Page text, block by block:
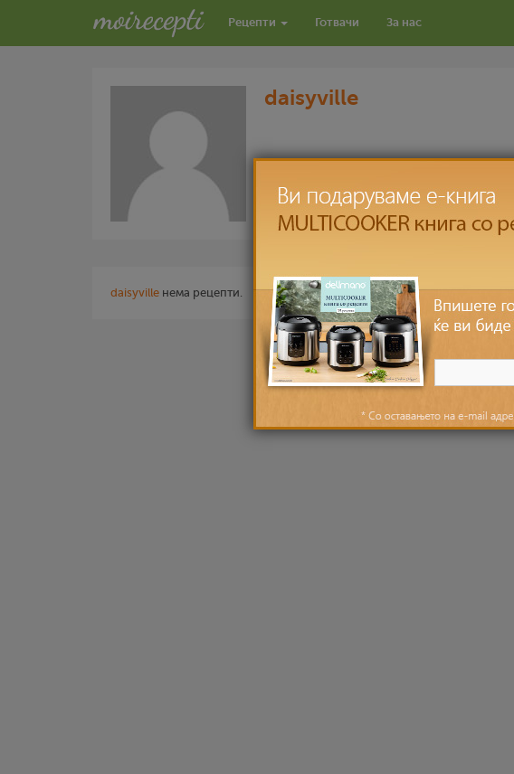
Рецепти Готвачи За нас
daisyville
daisyville нема рецепти.